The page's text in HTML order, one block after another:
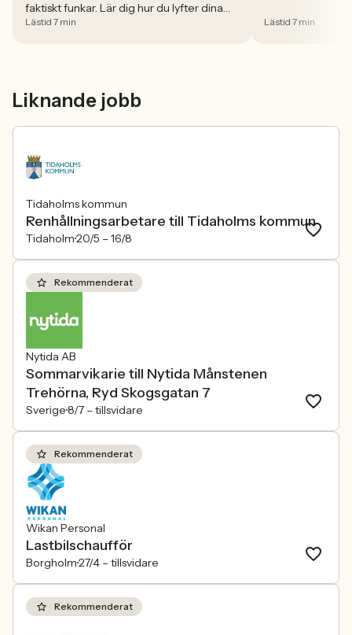
faktiskt funkar. Lär dig hur du lyfter dina
styrkor, strukturerar rätt och omvandlar
Lästid 7 min
chanser.
Lästid 7 min
Liknande jobb
Tidaholms kommun
Renhållningsarbetare till Tidaholms kommun
Tidaholm20/5 – 16/8
Rekommenderat
Nytida AB
Sommarvikarie till Nytida Månstenen
Trehörna, Ryd Skogsgatan 7
Sverige8/7 – tillsvidare
Rekommenderat
Wikan Personal
Lastbilschaufför
Borgholm27/4 – tillsvidare
Rekommenderat